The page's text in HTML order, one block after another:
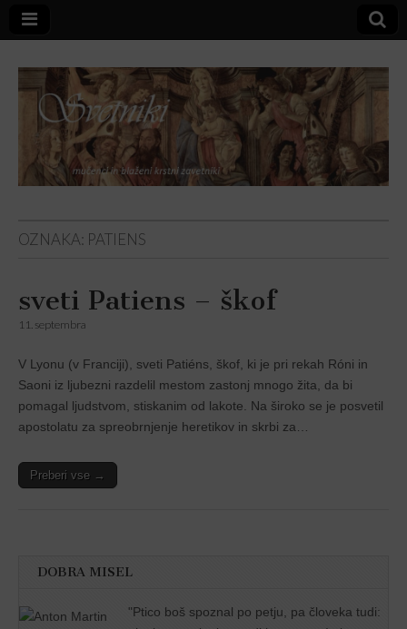
Svetniki,
mučenci in
blaženi
OZNAKA: PATIENS
sveti Patiens – škof
11. septembra
V Lyonu (v Franciji), sveti Patiéns, škof, ki je pri rekah Róni in
Saoni iz ljubezni razdelil mestom zastonj mnogo žita, da bi
pomagal ljudstvom, stiskanim od lakote. Na široko se je posvetil
apostolatu za spreobrnjenje heretikov in skrbi za…
Preberi vse →
DOBRA MISEL
"Ptico boš spoznal po petju, pa človeka tudi: